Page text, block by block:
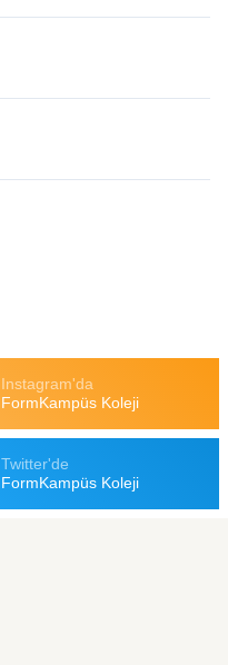
Instagram'da
FormKampüs Koleji
Twitter'de
FormKampüs Koleji